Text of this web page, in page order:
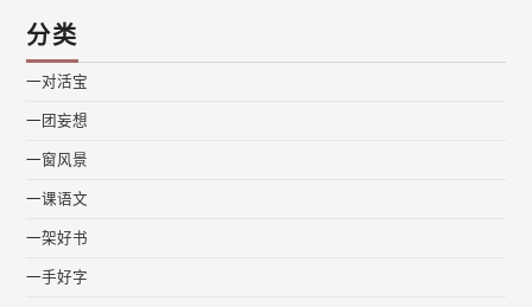
分类
一对活宝
一团妄想
一窗风景
一课语文
一架好书
一手好字